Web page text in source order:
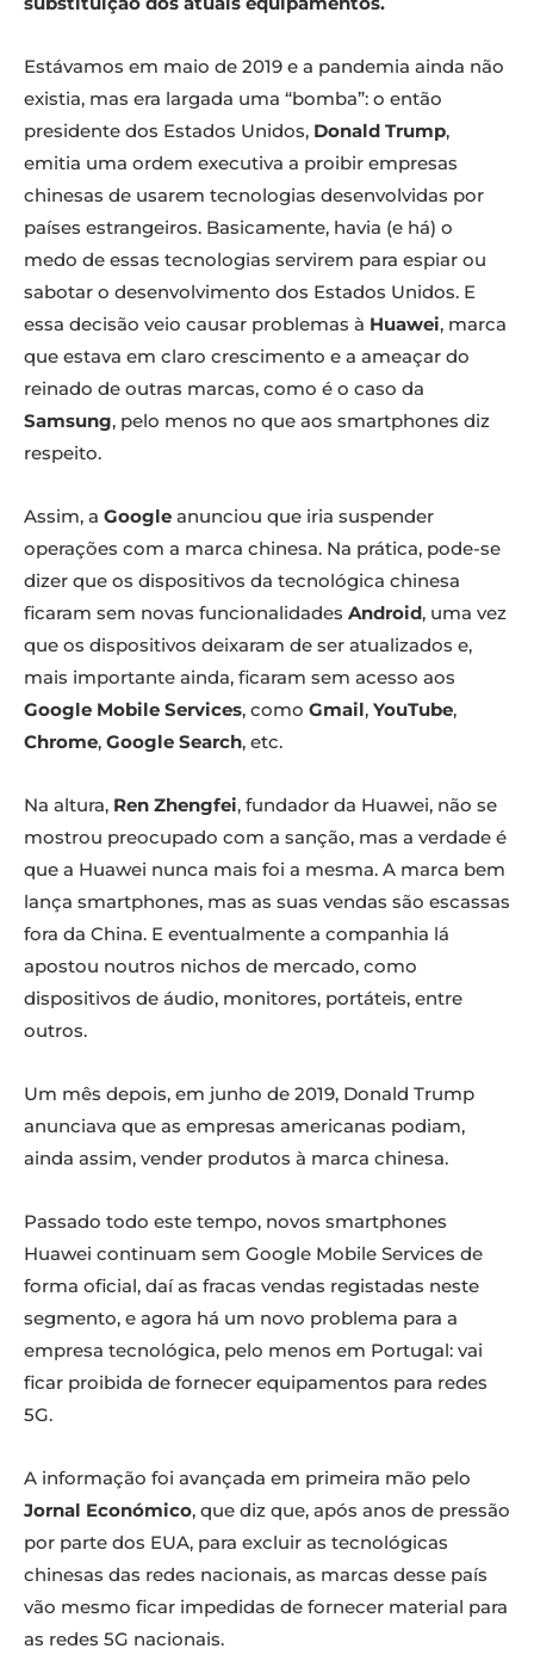
Estávamos em maio de 2019 e a pandemia ainda não
existia, mas era largada uma “bomba”: o então
presidente dos Estados Unidos, Donald Trump,
emitia uma ordem executiva a proibir empresas
chinesas de usarem tecnologias desenvolvidas por
países estrangeiros. Basicamente, havia (e há) o
medo de essas tecnologias servirem para espiar ou
sabotar o desenvolvimento dos Estados Unidos. E
essa decisão veio causar problemas à Huawei, marca
que estava em claro crescimento e a ameaçar do
reinado de outras marcas, como é o caso da
Samsung, pelo menos no que aos smartphones diz
respeito.
Assim, a Google anunciou que iria suspender
operações com a marca chinesa. Na prática, pode-se
dizer que os dispositivos da tecnológica chinesa
ficaram sem novas funcionalidades Android, uma vez
que os dispositivos deixaram de ser atualizados e,
mais importante ainda, ficaram sem acesso aos
Google Mobile Services, como Gmail, YouTube,
Chrome, Google Search, etc.
Na altura, Ren Zhengfei, fundador da Huawei, não se
mostrou preocupado com a sanção, mas a verdade é
que a Huawei nunca mais foi a mesma. A marca bem
lança smartphones, mas as suas vendas são escassas
fora da China. E eventualmente a companhia lá
apostou noutros nichos de mercado, como
dispositivos de áudio, monitores, portáteis, entre
outros.
Um mês depois, em junho de 2019, Donald Trump
anunciava que as empresas americanas podiam,
ainda assim, vender produtos à marca chinesa.
Passado todo este tempo, novos smartphones
Huawei continuam sem Google Mobile Services de
forma oficial, daí as fracas vendas registadas neste
segmento, e agora há um novo problema para a
empresa tecnológica, pelo menos em Portugal: vai
ficar proibida de fornecer equipamentos para redes
5G.
A informação foi avançada em primeira mão pelo
Jornal Económico, que diz que, após anos de pressão
por parte dos EUA, para excluir as tecnológicas
chinesas das redes nacionais, as marcas desse país
vão mesmo ficar impedidas de fornecer material para
as redes 5G nacionais.